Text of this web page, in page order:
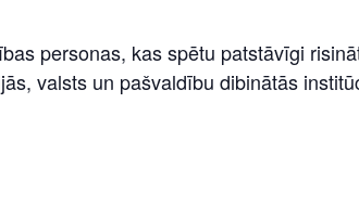
personas, kas spētu patstāvīgi
valsts un pašvaldību dibinātās